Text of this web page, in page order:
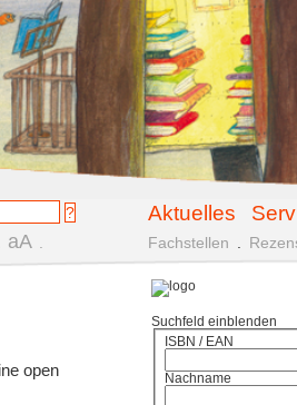
Aktuelles
aA Fachstellen
Suchfeld einblenden
ISBN / EAN
Nachname
open